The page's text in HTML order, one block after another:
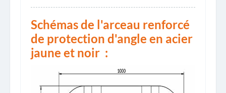
Schémas de l'arceau renforcé
de protection d'angle en acier
jaune et noir :